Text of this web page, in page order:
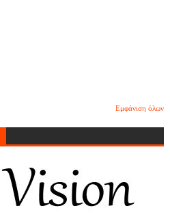
Εμφάνιση όλων